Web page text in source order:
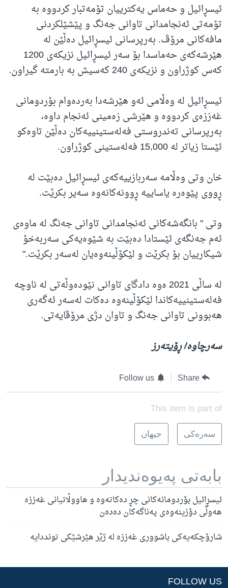
ئیسڕائیل و حەماس یەکترییان تۆمەتبار کردووە بە
تۆمەتی ئەنجامدانی تاوانی جەنگ و پێشێلکردنی
مافەکانی مرۆڤ. بەرپرسانی ئیسڕائیل دەڵێن لە
هێرشەکەی حەماسدا بۆ سەر ئیسڕائیل نزیکەی 1200
کەس کوژراون و نزیکەی 240 کەسیش بە بارمتە گیراون.
ئیسڕائیل لە وەڵامی ئەو هێرشەدا بەردەوام بۆردومانی
غەززەی کردووە و هێرشی زەمینی ئەنجام داوە،
بەرپرسانی تەندروستی فەلەستینییەکان دەڵێن تاوەکو
ئێستا زیاتر لە 15,000 فەلەستینی کوژراون.
خان وتی وەڵامە سەربازییەکەی ئیسڕائیل دەبێت لە
ڕووی پێوەرە یاساییە ڕوونەکانەوە سەیر بکرێت.
وتی " بانگەشەکانی ئەنجامدانی تاوانی جەنگ لە ماوەی
ئەم جەنگەی ئێستادا دەبێت بە شێوەیەکی سەربەخۆ
شیکارییان بۆ بکرێت و لێکۆڵینەوەیان لەسەر بکرێت."
لە ساڵی 2021 ەوە دادگای تاوانی نێودەوڵەتی لە ناوچە
فەلەستینییەکاندا لێکۆڵینەوە دەکات لەسەر ئەگەری
هەبوونی تاوانی جەنگ و تاوان دژی مرۆڤایەتی.
سەرچاوە/ ڕۆیتەرز
Share
Follow us
This item is part of
سه‌ره‌کی جیهان
بابه‌تی په‌یوه‌ندیدار
ئیسڕائیل بۆردومانەکانی چڕ دەکاتەوە و هاووڵاتیانی غەززە
هەوڵی دۆزینەوەی پەناگەکان دەدەن
شارۆچکەیەکی باشووری غەززە لە ژێر هێرشێکی تونددایە
FOLLOW US